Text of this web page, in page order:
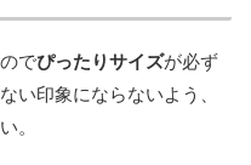
でぴったりサイズが必ず
い印象にならないよう、
。